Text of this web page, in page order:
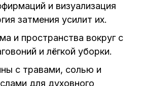
и визуализация
затмения усилит их.
и пространства вокруг с
и лёгкой уборки.
с травами, солью и
для духовного